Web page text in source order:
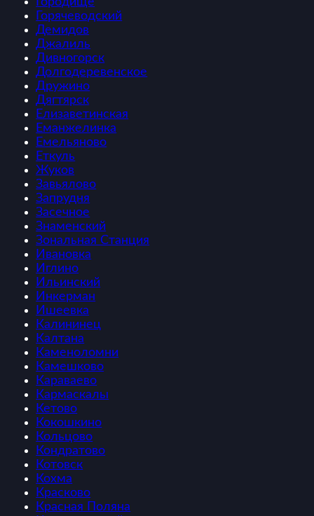
Горячеводский
Демидов
Джалиль
Дивногорск
Долгодеревенское
Дружино
Дягтярск
Елизаветинская
Еманжелинка
Емельяново
Еткуль
Жуков
Завьялово
Запрудня
Засечное
Знаменский
Зональная Станция
Ивановка
Иглино
Ильинский
Инкерман
Ишеевка
Калининец
Калтана
Каменоломни
Камешково
Караваево
Кармаскалы
Кетово
Кокошкино
Кольцово
Кондратово
Котовск
Кохма
Красково
Красная Поляна